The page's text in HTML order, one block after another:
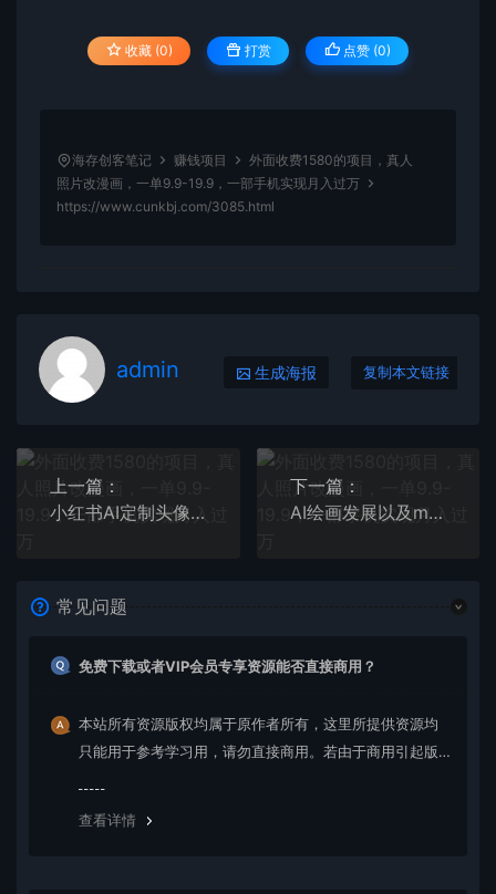
收藏 (0) 打赏 点赞 (0)
海存创客笔记 赚钱项目
外面收费1580的项目，真人
照片改漫画，一单9.9-19.9，一部手机实现月入过万
https://www.cunkbj.com/3085.html
admin 生成海报 复制本文链接
上一篇：
小红书AI定制头像项目，保姆级教程，日入500+【教程+工具】
下一篇：
AI绘画发展以及midjourney实操干货 充分掌握midjiurney的应用
常见问题
免费下载或者VIP会员专享资源能否直接商用？
本站所有资源版权均属于原作者所有，这里所提供资源均
只能用于参考学习用，请勿直接商用。若由于商用引起版
查看详情